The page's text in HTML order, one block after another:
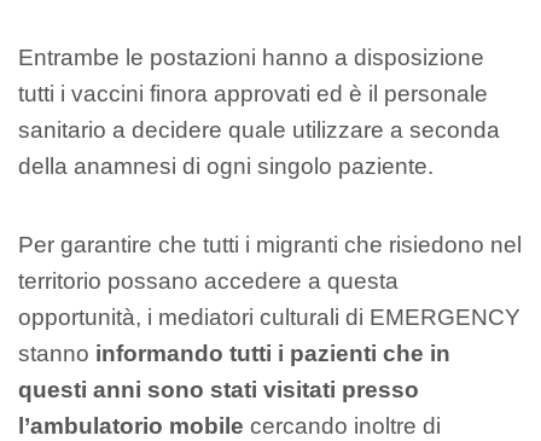
Entrambe le postazioni hanno a disposizione
tutti i vaccini finora approvati ed è il personale
sanitario a decidere quale utilizzare a seconda
della anamnesi di ogni singolo paziente.
Per garantire che tutti i migranti che risiedono nel
territorio possano accedere a questa
opportunità, i mediatori culturali di EMERGENCY
stanno informando tutti i pazienti che in
questi anni sono stati visitati presso
l’ambulatorio mobile cercando inoltre di